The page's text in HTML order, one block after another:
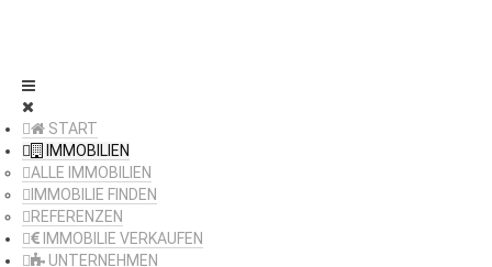
START
IMMOBILIEN
ALLE IMMOBILIEN
IMMOBILIE FINDEN
REFERENZEN
IMMOBILIE VERKAUFEN
UNTERNEHMEN